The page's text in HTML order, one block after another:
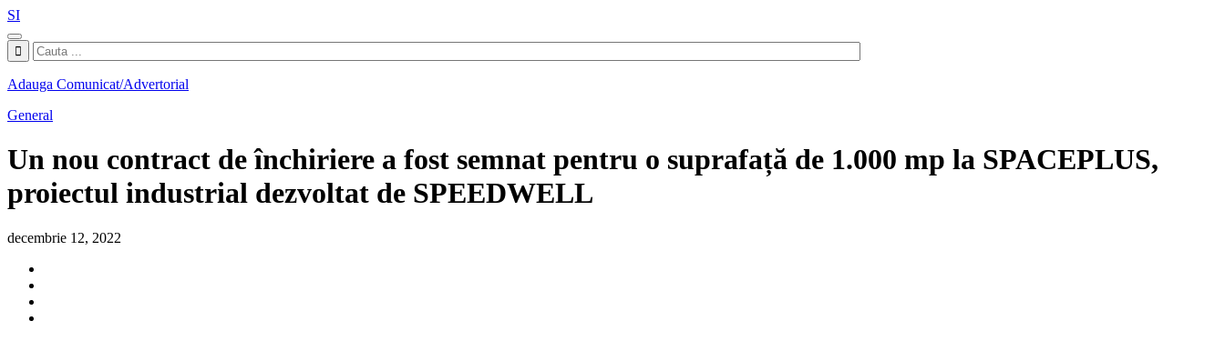
SI
Adauga Comunicat/Advertorial
General
Un nou contract de închiriere a fost semnat pentru o suprafață de 1.000 mp la SPACEPLUS,
proiectul industrial dezvoltat de SPEEDWELL
decembrie 12, 2022